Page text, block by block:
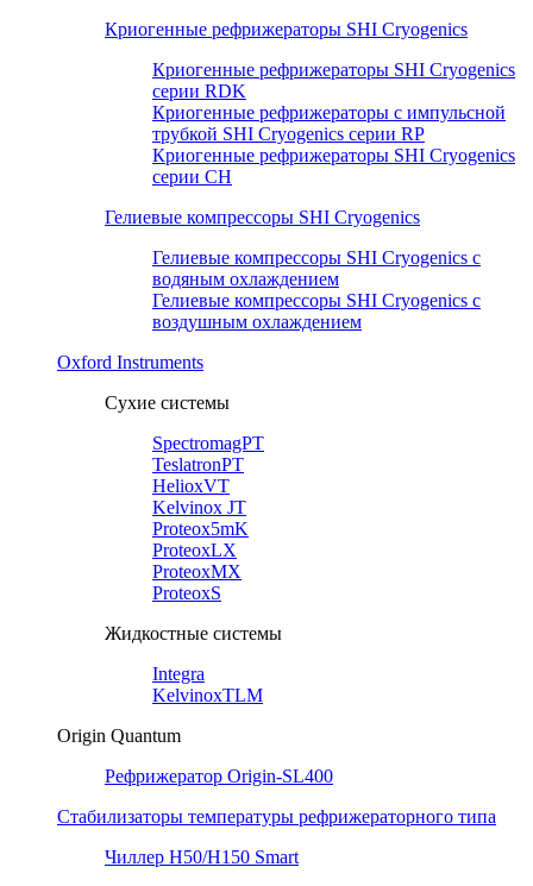
Криогенные рефрижераторы SHI Cryogenics
Криогенные рефрижераторы SHI Cryogenics
серии RDK
Криогенные рефрижераторы с импульсной
трубкой SHI Cryogenics серии RP
Криогенные рефрижераторы SHI Cryogenics
серии CH
Гелиевые компрессоры SHI Cryogenics
Гелиевые компрессоры SHI Cryogenics с
водяным охлаждением
Гелиевые компрессоры SHI Cryogenics с
воздушным охлаждением
Oxford Instruments
Сухие системы
SpectromagPT
TeslatronPT
HelioxVT
Kelvinox JT
Proteox5mK
ProteoxLX
ProteoxMX
ProteoxS
Жидкостные системы
Integra
KelvinoxTLM
Origin Quantum
Рефрижератор Origin-SL400
Стабилизаторы температуры рефрижераторного типа
Чиллер H50/H150 Smart